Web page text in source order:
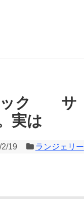
ック サ
実は
19 ランジェリー